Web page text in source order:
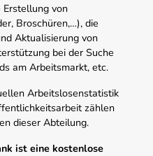
von
Broschüren,…), die
Aktualisierung von
bei der Suche
am Arbeitsmarkt, etc.
Arbeitslosenstatistik
zählen
dieser Abteilung.
ist eine kostenlose